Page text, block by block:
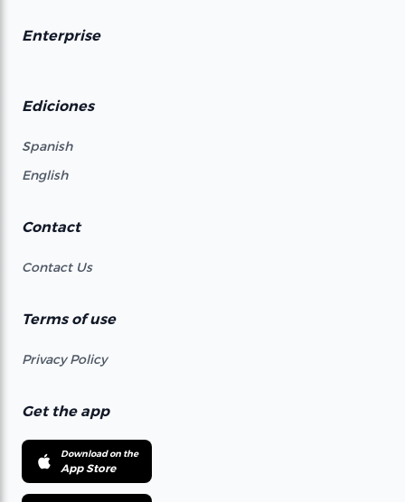
Enterprise
Ediciones
Spanish
English
Contact
Contact Us
Terms of use
Privacy Policy
Get the app
Download on the
App Store